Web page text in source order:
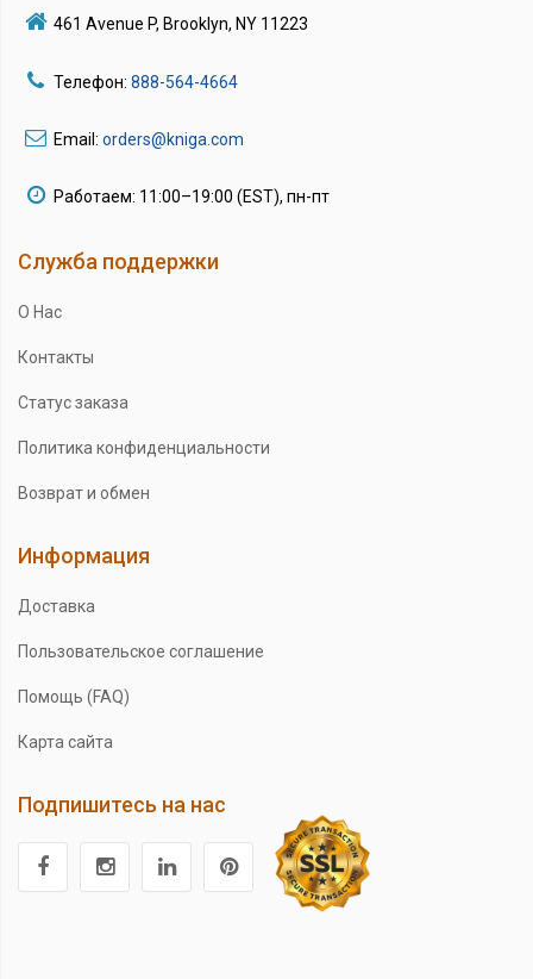
461 Avenue P, Brooklyn, NY 11223
Телефон: 888-564-4664
Email: orders@kniga.com
Работаем: 11:00–19:00 (EST), пн-пт
Служба поддержки
О Нас
Контакты
Статус заказа
Политика конфиденциальности
Возврат и обмен
Информация
Доставка
Пользовательское соглашение
Помощь (FAQ)
Карта сайта
Подпишитесь на нас